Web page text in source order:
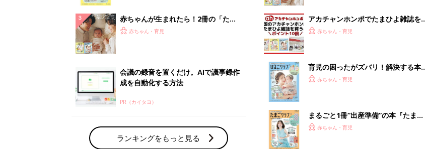
PR（カイタヨ）
赤ちゃん・育児の人気テーマ
育児日記・マンガ
離乳食はいつから？進め方は？「たまひよ きほんの離